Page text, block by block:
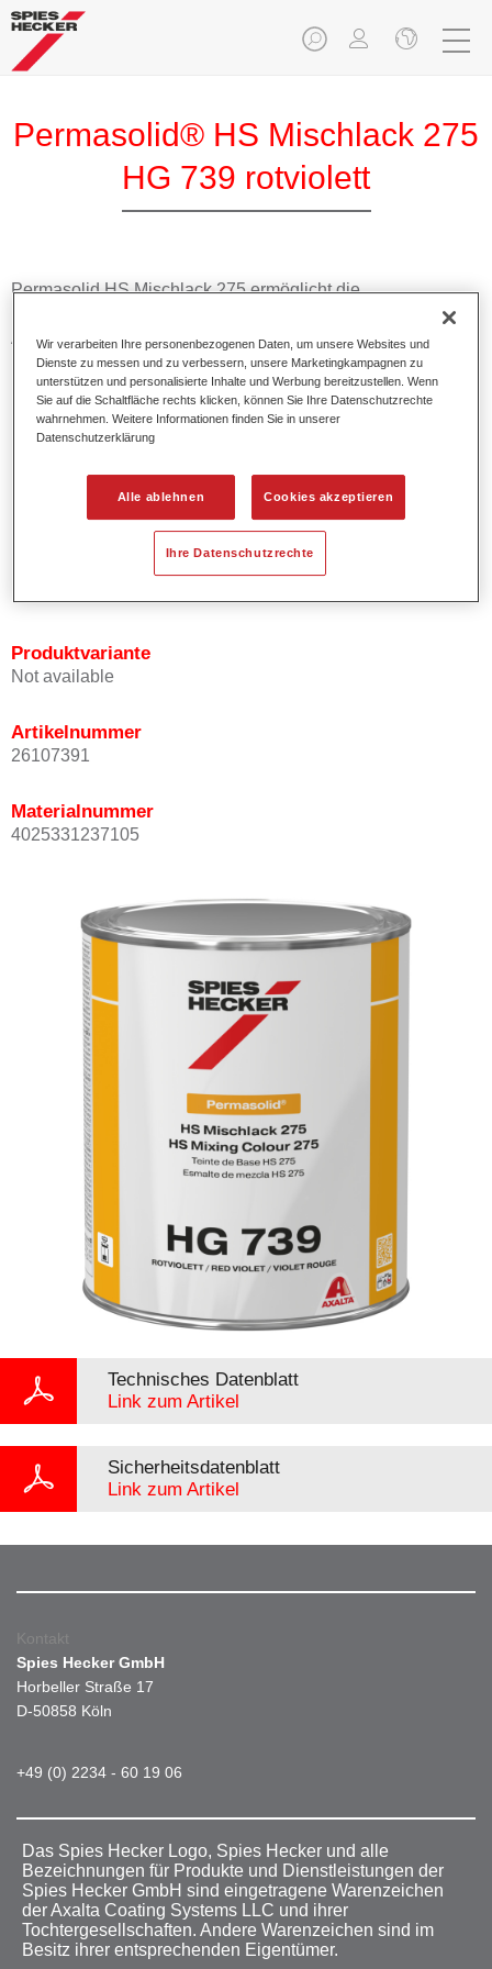
Permasolid® HS Mischlack 275
HG 739 rotviolett
Permasolid HS Mischlack 275 ermöglicht die
Farbtonausmischung vom hochwertigen Permasolid HS
Autolack 275 mit allen Uni-Farbtönen für die Pkw-
Lackierung.
Produktmerkmale
Erlaubt eine einfache und schnelle Verarbeitung in 1,5
Ermöglicht schnelle Trocknungszeiten.
Bietet ein hohes Deckvermögen.
Besitzt einen exzellenten Decklackstand.
Entspricht den VOC Anforderungen.
Produktvariante
Not available
Artikelnummer
26107391
Materialnummer
4025331237105
Technisches Datenblatt
Link zum Artikel
Sicherheitsdatenblatt
Link zum Artikel
Kontakt
Spies Hecker GmbH
Horbeller Straße 17
D-50858 Köln
+49 (0) 2234 - 60 19 06
Das Spies Hecker Logo, Spies Hecker und alle
Bezeichnungen für Produkte und Dienstleistungen der
Spies Hecker GmbH sind eingetragene Warenzeichen
der Axalta Coating Systems LLC und ihrer
Tochtergesellschaften. Andere Warenzeichen sind im
Besitz ihrer entsprechenden Eigentümer.
Wir verarbeiten Ihre personenbezogenen Daten, um unsere Websites und
Dienste zu messen und zu verbessern, unsere Marketingkampagnen zu
unterstützen und personalisierte Inhalte und Werbung bereitzustellen. Wenn
Sie auf die Schaltfläche rechts klicken, können Sie Ihre Datenschutzrechte
wahrnehmen. Weitere Informationen finden Sie in unserer
Datenschutzerklärung
Alle ablehnen Cookies akzeptieren
Ihre Datenschutzrechte